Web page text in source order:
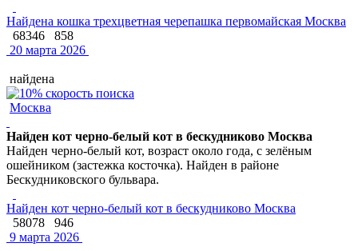
Найдена кошка трехцветная черепашка первомайская Москва
68346
858
20 марта 2026
найдена
Москва
Найден кот черно-белый кот в бескудниково Москва
Найден черно-белый кот, возраст около года, с зелёным
ошейником (застежка косточка). Найден в районе
Бескудниковского бульвара.
Найден кот черно-белый кот в бескудниково Москва
58078
946
9 марта 2026